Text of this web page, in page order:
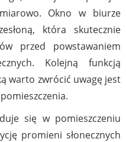
Okno w biurze
która skutecznie
przed powstawaniem
Kolejną funkcją
warto zwrócić uwagę jest
się w pomieszczeniu
promieni słonecznych